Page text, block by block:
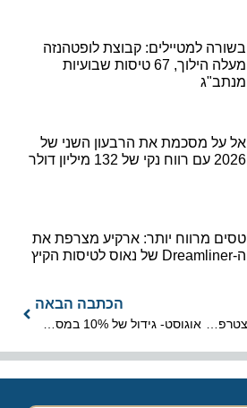
בשורה למטיילים: קבוצת לופטהנזה
מעלה הילוך, 67 טיסות שבועיות
מנתב"ג
אל על מסכמת את הרבעון השני של
2026 עם רווח נקי של 132 מיליון דולר
טסים מרווח יותר: ארקיע מצרפת את
ה-Dreamliner של נאוס לטיסות הקיץ
הכתבה הבאה